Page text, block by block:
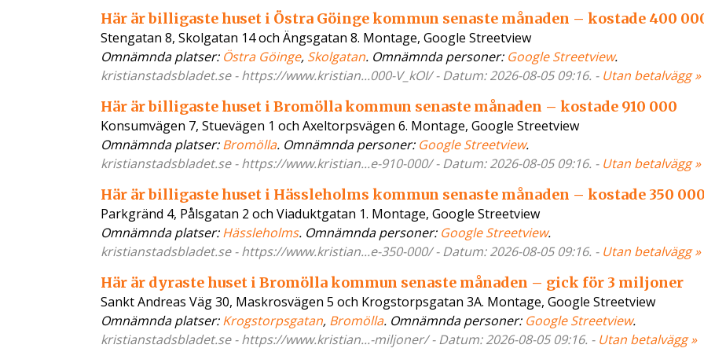
Här är billigaste huset i Östra Göinge kommun senaste månaden – kostade 400
Stengatan 8, Skolgatan 14 och Ängsgatan 8. Montage, Google Streetview
Omnämnda platser: Östra Göinge, Skolgatan. Omnämnda personer: Google Streetview.
kristianstadsbladet.se - https://www.kristian...000-V_kOI/ - Datum: 2026-08-05 09:16. - Utan betalvägg »
Här är billigaste huset i Bromölla kommun senaste månaden – kostade 910 000
Konsumvägen 7, Stuevägen 1 och Axeltorpsvägen 6. Montage, Google Streetview
Omnämnda platser:Bromölla. Omnämnda personer: Google Streetview.
kristianstadsbladet.se - https://www.kristian...e-910-000/ - Datum: 2026-08-05 09:16. - Utan betalvägg »
Här är billigaste huset i Hässleholms kommun senaste månaden – kostade 350
Parkgränd 4, Pålsgatan 2 och Viaduktgatan 1. Montage, Google Streetview
Omnämnda platser:Hässleholms. Omnämnda personer: Google Streetview.
kristianstadsbladet.se - https://www.kristian...e-350-000/ - Datum: 2026-08-05 09:16. - Utan betalvägg »
Här är dyraste huset i Bromölla kommun senaste månaden – gick för 3 miljoner
Sankt Andreas Väg 30, Maskrosvägen 5 och Krogstorpsgatan 3A. Montage, Google Streetview
Omnämnda platser:Krogstorpsgatan, Bromölla. Omnämnda personer: Google Streetview.
kristianstadsbladet.se - https://www.kristian...-miljoner/ - Datum: 2026-08-05 09:16. - Utan betalvägg »